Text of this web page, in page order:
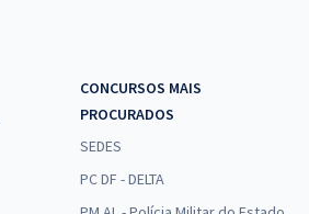
CONCURSOS MAIS
PROCURADOS
SEDES
PC DF - DELTA